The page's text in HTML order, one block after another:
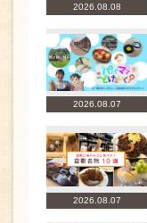
2026.08.08
2026.08.07
2026.08.07